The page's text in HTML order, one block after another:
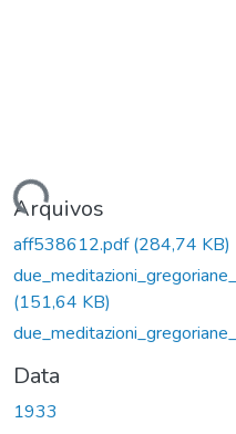
Arquivos
aff538612.pdf(284,74 KB)
(151,64 KB)
Data
1933